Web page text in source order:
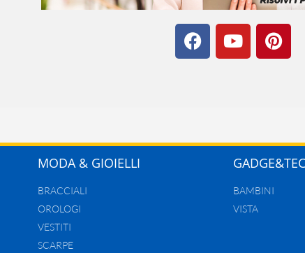
MODA & GIOIELLI
BRACCIALI
OROLOGI
VESTITI
SCARPE
BAMBINI
VISTA